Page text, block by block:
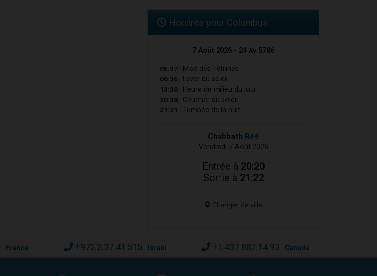
Horaires pour Columbus
7 Août 2026 - 24 Av 5786
05:37 Mise des Téfilines
06:36 Lever du soleil
13:38 Heure de milieu du jour
20:38 Coucher du soleil
21:21 Tombée de la nuit
Chabbath Réé
Vendredi 7 Août 2026
Entrée à 20:20
Sortie à 21:22
Changer de ville
France +972.2.37.41.515 Israël +1.437.887.14.93 Canada